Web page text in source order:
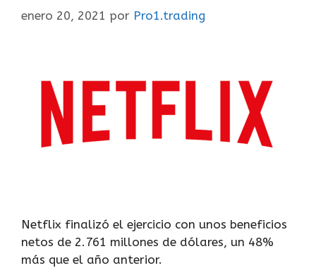
enero 20, 2021 por Pro1.trading
Netflix finalizó el ejercicio con unos beneficios
netos de 2.761 millones de dólares, un 48%
más que el año anterior.